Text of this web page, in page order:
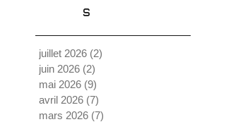
s
juillet 2026 (2)
juin 2026 (2)
mai 2026 (9)
avril 2026 (7)
mars 2026 (7)